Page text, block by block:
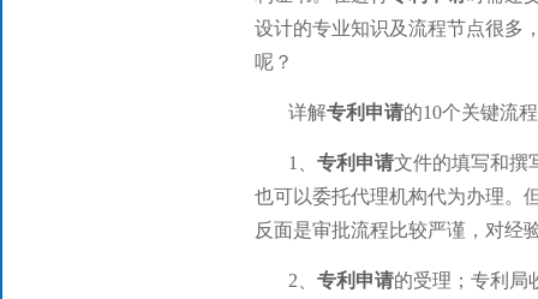
设计的专业知识及流程节点很多
呢？
详解专利申请的10个关键流
1、 专利申请文件的填写和撰
也可以委托代理机构代为办理。
反面是审批流程比较严谨，对经
2、 专利申请的受理；专利局